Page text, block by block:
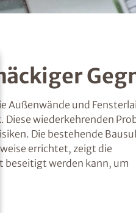
Außenwände und
wiederkehrenden
Die bestehende
errichtet, zeigt die
beseitigt werden kann, um